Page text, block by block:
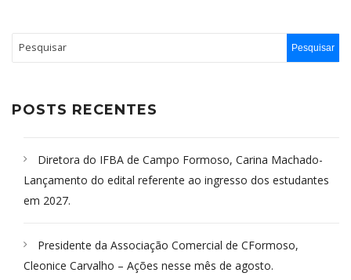
POSTS RECENTES
Diretora do IFBA de Campo Formoso, Carina Machado-
Lançamento do edital referente ao ingresso dos estudantes
em 2027.
Presidente da Associação Comercial de CFormoso,
Cleonice Carvalho – Ações nesse mês de agosto.